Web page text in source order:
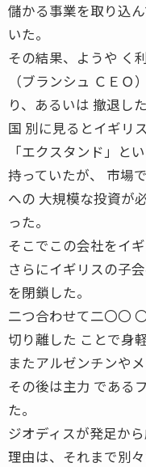
儲かる事業を取り込
いた。
その結果、ようや く
（ブランシュ ＣＥＯ
り、あるいは 撤退し
国 別に見るとイギリ
「エクスタンド」と
持っていたが、 市場
への 大規模な投資が
った。
そこでこの会社をイ
さらにイギリスの子
を閉鎖した。
二つ合わせて二〇〇
切り離した ことで身
またアルゼンチンや
その後は主力 である
た。
ジオディスが発足か
理由は、それまで別